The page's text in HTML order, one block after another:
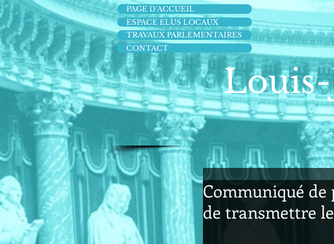
PAGE D'ACCUEIL
ESPACE ELUS LOCAUX
TRAVAUX PARLEMENTAIRES
CONTACT
Communiqué de
de transmettre